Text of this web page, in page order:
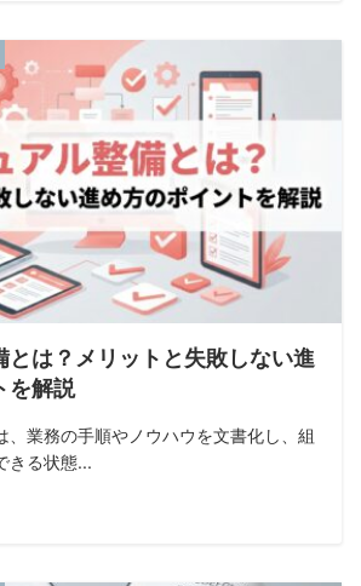
とは？メリットと失敗しない進
を解説
、業務の手順やノウハウを文書化し、組
きる状態...